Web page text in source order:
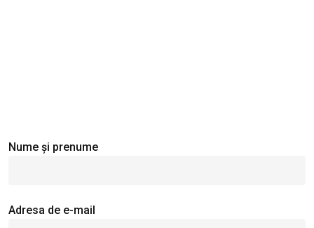
Nume și prenume
Adresa de e-mail